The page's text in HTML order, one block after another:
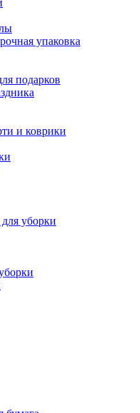
упаковка
подарков
и коврики
уборки